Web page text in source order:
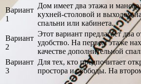
Вариант
1
Дом имеет два этажа и
кухней-столовой и выходом
спальни или кабинета.
Вариант
2
Этот вариант предлагает
удобство. На первом этаже
качестве дополнительной
Вариант
3
Для тех, кто предпочитает
простора и свободы. На